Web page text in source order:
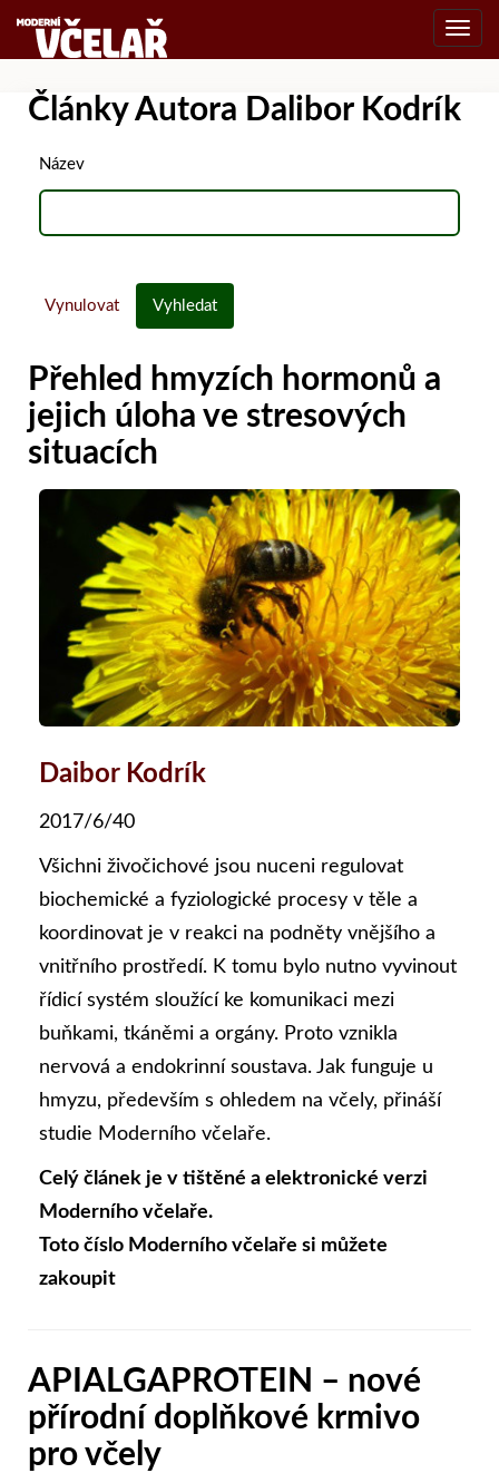
Články Autora Dalibor Kodrík
Název
Vynulovat Vyhledat
Přehled hmyzích hormonů a
jejich úloha ve stresových
situacích
Daibor Kodrík
2017/6/40
Všichni živočichové jsou nuceni regulovat
biochemické a fyziologické procesy v těle a
koordinovat je v reakci na podněty vnějšího a
vnitřního prostředí. K tomu bylo nutno vyvinout
řídicí systém sloužící ke komunikaci mezi
buňkami, tkáněmi a orgány. Proto vznikla
nervová a endokrinní soustava. Jak funguje u
hmyzu, především s ohledem na včely, přináší
studie Moderního včelaře.
Celý článek je v tištěné a elektronické verzi
Moderního včelaře.
Toto číslo Moderního včelaře si můžete
zakoupit
APIALGAPROTEIN – nové
přírodní doplňkové krmivo
pro včely